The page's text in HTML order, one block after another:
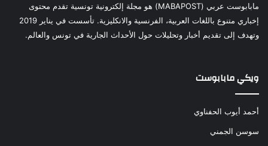
مابابوست عربي (MABAPOST) هو مجلة إلكترونية تونسية تقدم محتوى
إخباري متنوع باللغات العربية، الفرنسية والانكليزية. تأسست في يناير 2019
وتهدف إلى تقديم أخبار وتحليلات حول الأحداث الجارية في تونس والعالم.
ويكي مابابوست
أحمد أيوب الحفناوي
سوسن الجمني